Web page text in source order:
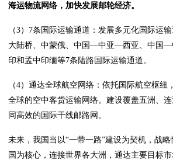
海运物流网络，加快发展邮轮经济。
（3）7条国际运输通道：发展多元化国际运
大陆桥、中蒙俄、中国―中亚―西亚、中国―
印和孟中印缅等7条陆路国际运输通道。
（4）通达全球航空网络：依托国际航空枢纽
全球的空中客货运输网络。建设覆盖五洲、
同高效的国际干线邮路网。
未来，我国当以“一带一路”建设为契机，战
国为核心，连接世界各大洲，通达主要目标